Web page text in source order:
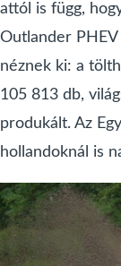
attól is függ,
Outlander PHEV
néznek ki: a
105 813 db,
produkált. Az
hollandoknál is